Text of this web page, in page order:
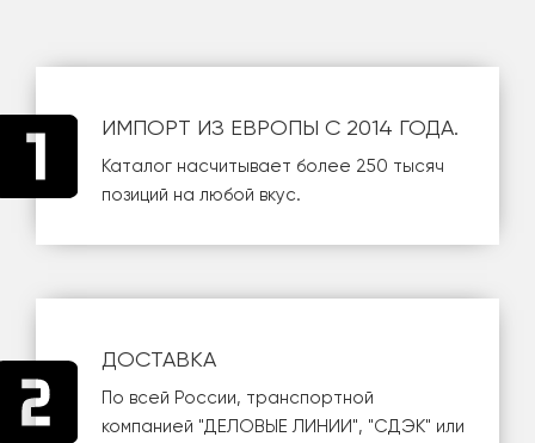
ИМПОРТ ИЗ ЕВРОПЫ С 2014 ГОДА.
Каталог насчитывает более 250 тысяч
позиций на любой вкус.
ДОСТАВКА
По всей России, транспортной
компанией "ДЕЛОВЫЕ ЛИНИИ", "СДЭК" или